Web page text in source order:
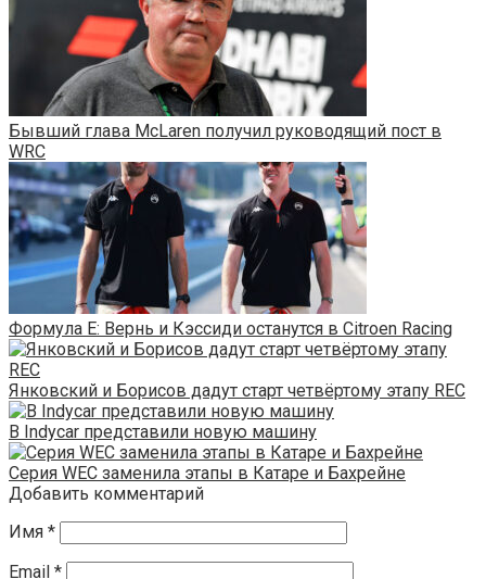
Бывший глава McLaren получил руководящий пост в
WRC
Формула Е: Вернь и Кэссиди останутся в Citroen Racing
Янковский и Борисов дадут старт четвёртому этапу REC
В Indycar представили новую машину
Серия WEC заменила этапы в Катаре и Бахрейне
Добавить комментарий
Имя *
Email *